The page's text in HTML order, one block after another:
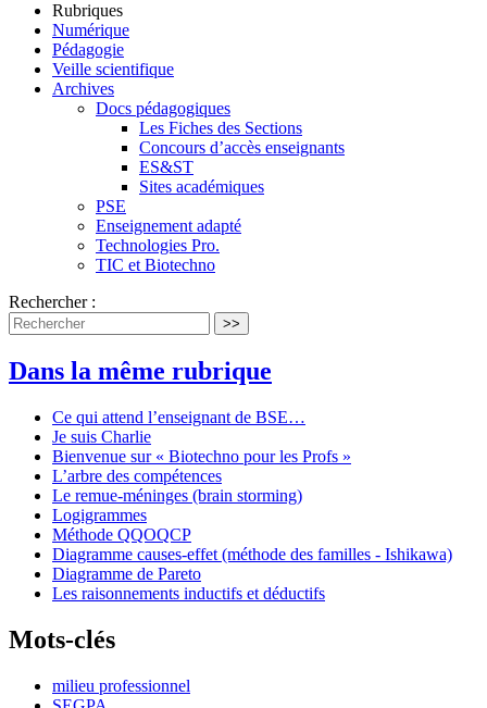
Rubriques
Numérique
Pédagogie
Veille scientifique
Archives
Docs pédagogiques
Les Fiches des Sections
Concours d’accès enseignants
ES&ST
Sites académiques
PSE
Enseignement adapté
Technologies Pro.
TIC et Biotechno
Rechercher :
>>
Dans la même rubrique
Ce qui attend l’enseignant de BSE…
Je suis Charlie
Bienvenue sur « Biotechno pour les Profs »
L’arbre des compétences
Le remue-méninges (brain storming)
Logigrammes
Méthode QQOQCP
Diagramme causes-effet (méthode des familles - Ishikawa)
Diagramme de Pareto
Les raisonnements inductifs et déductifs
Mots-clés
milieu professionnel